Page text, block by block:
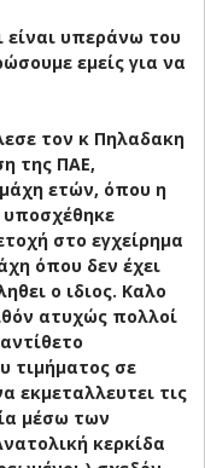
είναι υπεράνω του
εμείς για να
τον κ Πηλαδακη
της ΠΑΕ,
ετών, όπου η
υποσχέθηκε
στο εγχείρημα
όπου δεν έχει
ο ιδιος. Καλο
ατυχώς πολλοί
τιμήματος σε
εκμεταλλευτει τις
μέσω των
κερκίδα